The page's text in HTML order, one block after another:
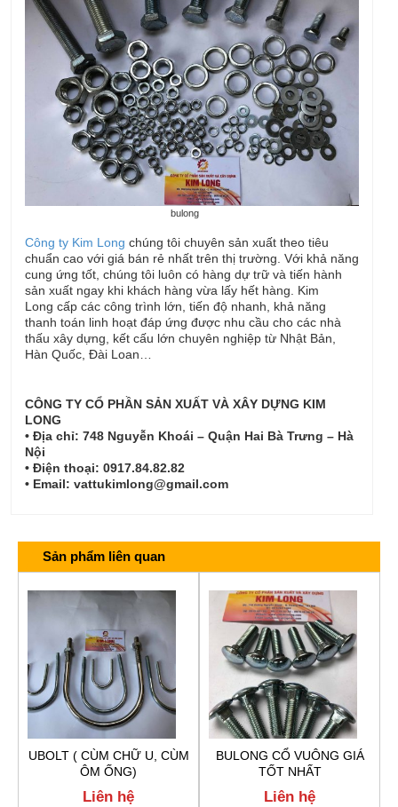
bulong
Công ty Kim Long chúng tôi chuyên sản xuất theo tiêu
chuẩn cao với giá bán rẻ nhất trên thị trường. Với khả năng
cung ứng tốt, chúng tôi luôn có hàng dự trữ và tiến hành
sản xuất ngay khi khách hàng vừa lấy hết hàng. Kim
Long cấp các công trình lớn, tiến độ nhanh, khả năng
thanh toán linh hoạt đáp ứng được nhu cầu cho các nhà
thấu xây dựng, kết cấu lớn chuyên nghiệp từ Nhật Bản,
Hàn Quốc, Đài Loan…
CÔNG TY CỔ PHẦN SẢN XUẤT VÀ XÂY DỰNG KIM
LONG
• Địa chỉ: 748 Nguyễn Khoái – Quận Hai Bà Trưng – Hà
Nội
• Điện thoại: 0917.84.82.82
• Email: vattukimlong@gmail.com
Sản phẩm liên quan
UBOLT ( CÙM CHỮ U, CÙM
ÔM ỐNG)
Liên hệ
BULONG CỔ VUÔNG GIÁ
TỐT NHẤT
Liên hệ